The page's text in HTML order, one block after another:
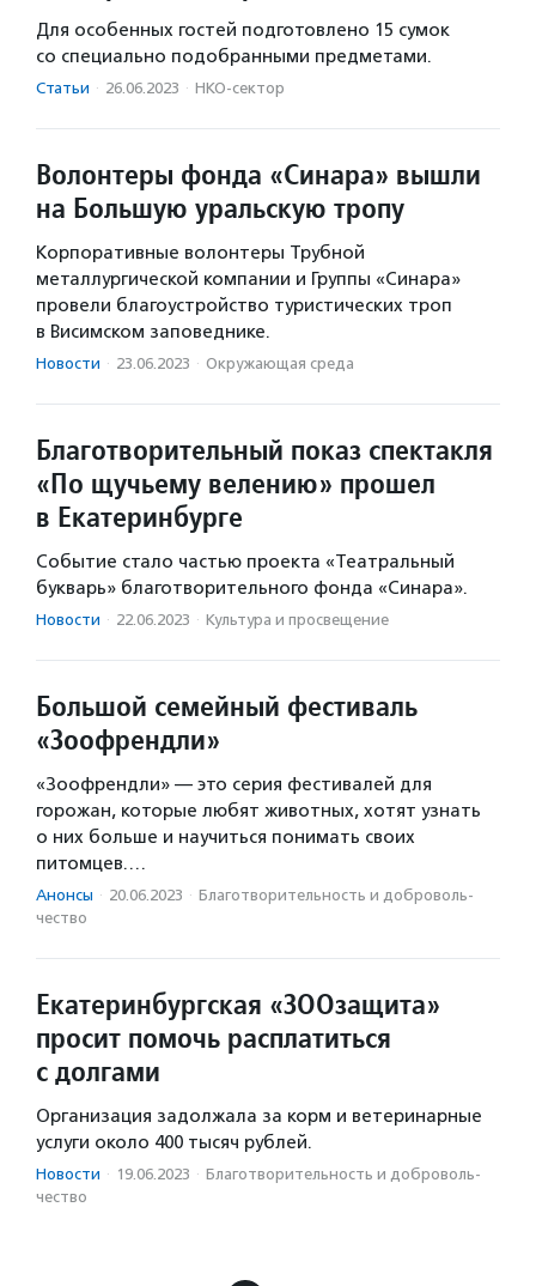
Для особенных гостей подготовлено 15 сумок
со специально подобранными предметами.
Статьи · 26.06.2023 · НКО-сектор
Волонтеры фонда «Синара» вышли
на Большую уральскую тропу
Корпоративные волонтеры Трубной
металлургической компании и Группы «Синара»
провели благоустройство туристических троп
в Висимском заповеднике.
Новости · 23.06.2023 · Окружающая среда
Благотворительный показ спектакля
«По щучьему велению» прошел
в Екатеринбурге
Событие стало частью проекта «Театральный
букварь» благотворительного фонда «Синара».
Новости · 22.06.2023 · Культура и просвещение
Большой семейный фестиваль
«Зоофрендли»
«Зоофрендли» — это серия фестивалей для
горожан, которые любят животных, хотят узнать
о них больше и научиться понимать своих
питомцев.…
Анонсы · 20.06.2023 · Благотвори­тель­ность и доброволь­
чест­во
Екатеринбургская «ЗООзащита»
просит помочь расплатиться
с долгами
Организация задолжала за корм и ветеринарные
услуги около 400 тысяч рублей.
Новости · 19.06.2023 · Благотвори­тель­ность и доброволь­
чест­во